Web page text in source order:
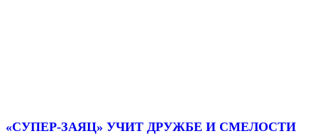
«СУПЕР-ЗАЯЦ» УЧИТ ДРУЖБЕ И СМЕЛОСТИ